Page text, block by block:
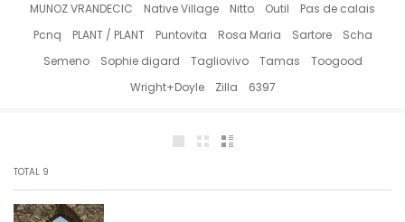
MUNOZ VRANDECIC
Native Village Nitto Outil
Pas de calais
Pcnq
PLANT / PLANT Puntovita Rosa Maria Sartore
Scha
Semeno
Sophie digard Tagliovivo Tamas
Toogood
Wright+Doyle
Zilla 6397
TOTAL 9